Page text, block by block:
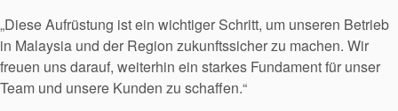
„Diese Aufrüstung ist ein wichtiger Schritt, um unseren Betrieb
in Malaysia und der Region zukunftssicher zu machen. Wir
freuen uns darauf, weiterhin ein starkes Fundament für unser
Team und unsere Kunden zu schaffen.“